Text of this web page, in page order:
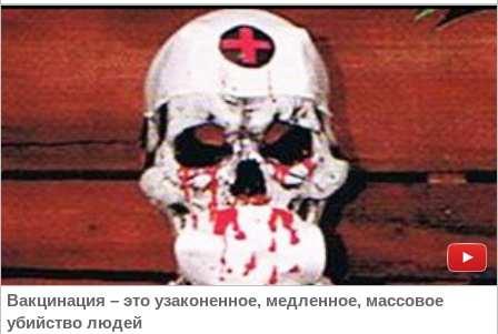
Вакцинация – это узаконенное, медленное, массовое
убийство людей